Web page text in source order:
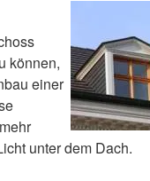
können,
einer
unter dem Dach.